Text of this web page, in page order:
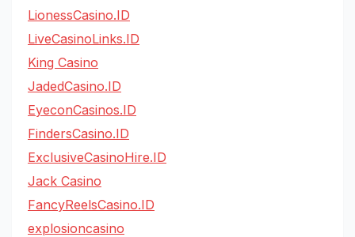
LionessCasino.ID
LiveCasinoLinks.ID
King Casino
JadedCasino.ID
EyeconCasinos.ID
FindersCasino.ID
ExclusiveCasinoHire.ID
Jack Casino
FancyReelsCasino.ID
explosioncasino